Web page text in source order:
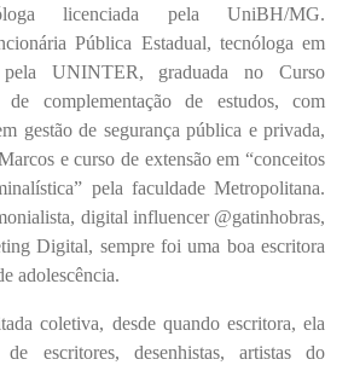
licenciada pela UniBH/MG.
Pública Estadual, tecnóloga em
pela UNINTER, graduada no Curso
de complementação de estudos, com
gestão de segurança pública e privada,
e curso de extensão em “conceitos
pela faculdade Metropolitana.
digital influencer @gatinhobras,
Digital, sempre foi uma boa escritora
adolescência.
coletiva, desde quando escritora, ela
escritores, desenhistas, artistas do